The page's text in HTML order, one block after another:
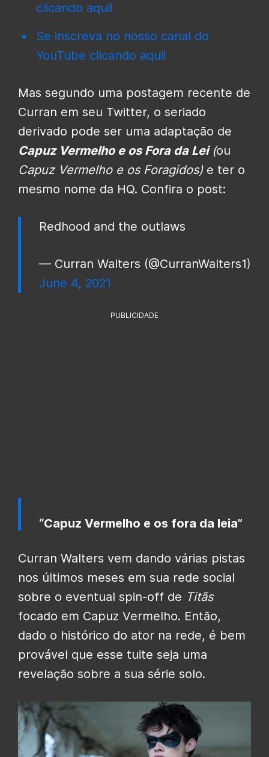
clicando aqui!
Se inscreva no nosso canal do
YouTube clicando aqui!
Mas segundo uma postagem recente de
Curran em seu Twitter, o seriado
derivado pode ser uma adaptação de
Capuz Vermelho e os Fora da Lei(ou
Capuz Vermelho e os Foragidos)e ter o
mesmo nome da HQ. Confira o post:
Redhood and the outlaws
— Curran Walters (@CurranWalters1)
June 4, 2021
PUBLICIDADE
“Capuz Vermelho e os fora da leia”
Curran Walters vem dando várias pistas
nos últimos meses em sua rede social
sobre o eventual spin-off de Titãs
focado em Capuz Vermelho. Então,
dado o histórico do ator na rede, é bem
provável que esse tuite seja uma
revelação sobre a sua série solo.